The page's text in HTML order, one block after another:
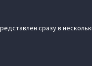
сразу в